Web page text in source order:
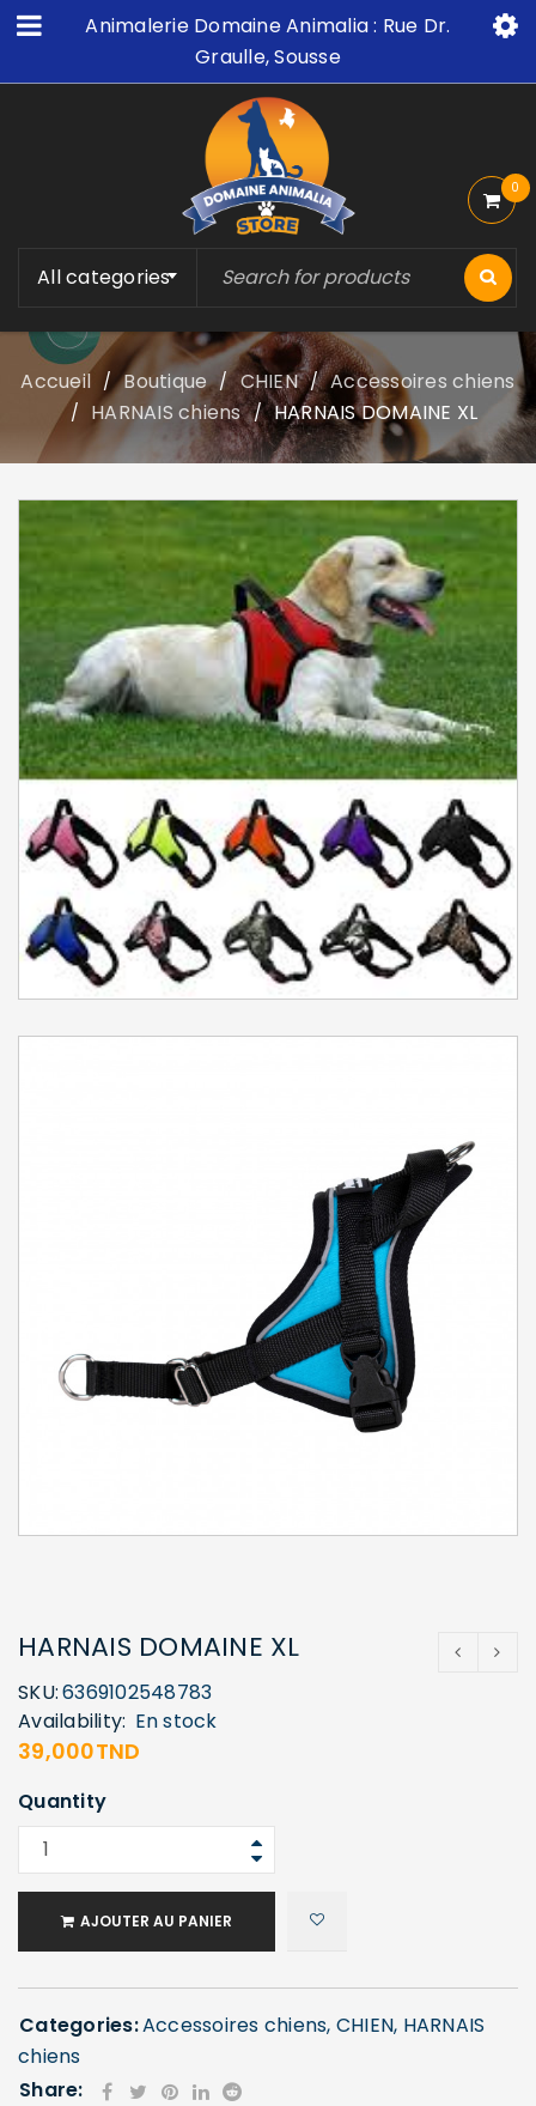
Animalerie Domaine Animalia : Rue Dr.
Graulle, Sousse
All categories
0
Accueil / Boutique / CHIEN / Accessoires chiens
/ HARNAIS chiens / HARNAIS DOMAINE XL
HARNAIS DOMAINE XL
SKU:6369102548783
Availability: En stock
39,000TND
Quantity
AJOUTER AU PANIER
Categories:Accessoires chiens, CHIEN, HARNAIS
chiens
Share: